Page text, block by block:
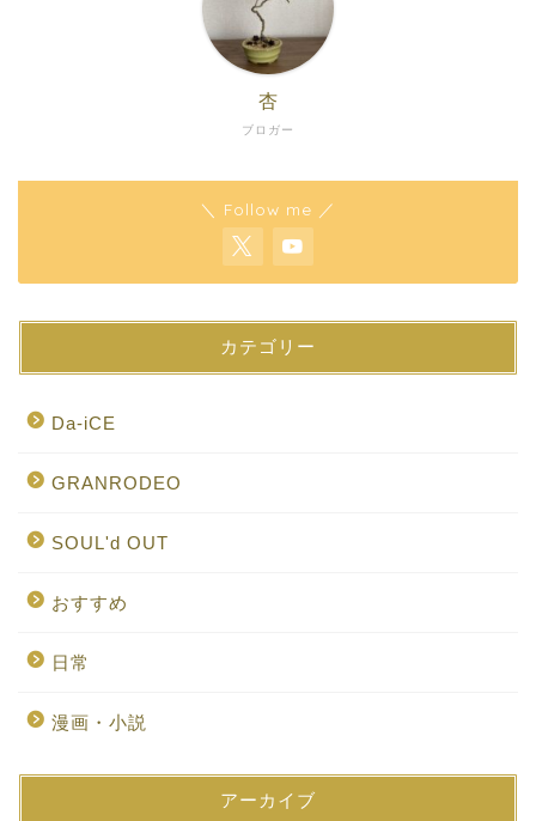
ブロガー
杏
＼ Follow me ／
カテゴリー
Da-iCE
GRANRODEO
SOUL'd OUT
おすすめ
日常
漫画・小説
アーカイブ